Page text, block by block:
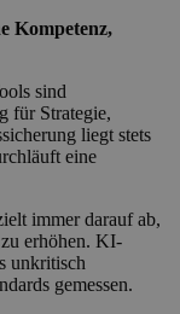
Kompetenz,
sind
für Strategie,
liegt stets
eine
immer darauf ab,
erhöhen. KI-
unkritisch
gemessen.